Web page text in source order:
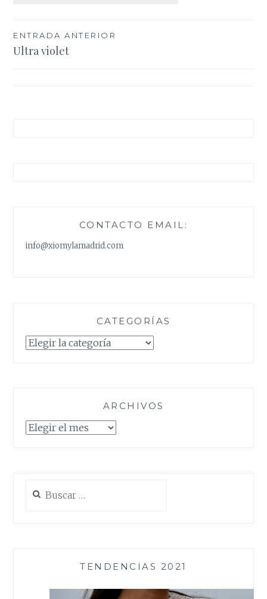
Navegación
de
ENTRADA ANTERIOR
Ultra violet
CONTACTO EMAIL:
info@xiomylamadrid.com
CATEGORÍAS
Categorías
ARCHIVOS
Archivos
TENDENCIAS 2021